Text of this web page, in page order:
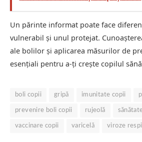
Un părinte informat poate face
vulnerabil și unul protejat.
ale bolilor și aplicarea măsurilor de
esențiali pentru a-ți crește copilul
boli copii gripă imunitate copii
prevenire boli copii rujeolă
vaccinare copii varicelă viroze